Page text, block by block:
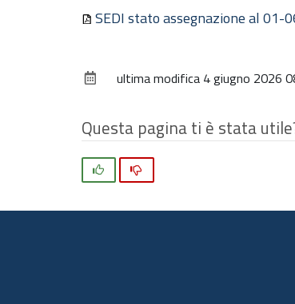
SEDI stato assegnazione al
ultima modifica 4 giugno 2026
Questa pagina ti è stata